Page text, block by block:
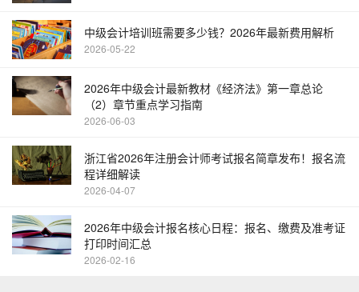
中级会计培训班需要多少钱？2026年最新费用解析
2026-05-22
2026年中级会计最新教材《经济法》第一章总论
（2）章节重点学习指南
2026-06-03
浙江省2026年注册会计师考试报名简章发布！报名流
程详细解读
2026-04-07
2026年中级会计报名核心日程：报名、缴费及准考证
打印时间汇总
2026-02-16